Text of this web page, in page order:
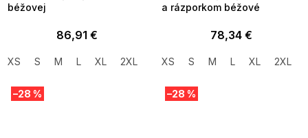
béžovej
86,91 €
XS S M L XL 2XL
a rázporkom béžové
78,34 €
XS S M L XL 2XL
–28 % –28 %